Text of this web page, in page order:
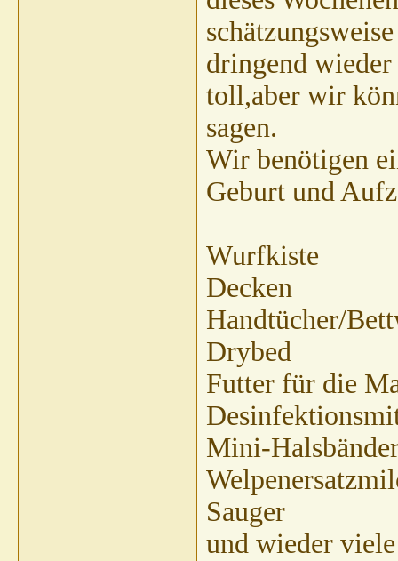
dringend
toll,aber wir
sagen.
Wir benötigen
Geburt und
Wurfkiste
Decken
Handtücher/
Drybed
Futter für die
Mini-
Sauger
und wieder